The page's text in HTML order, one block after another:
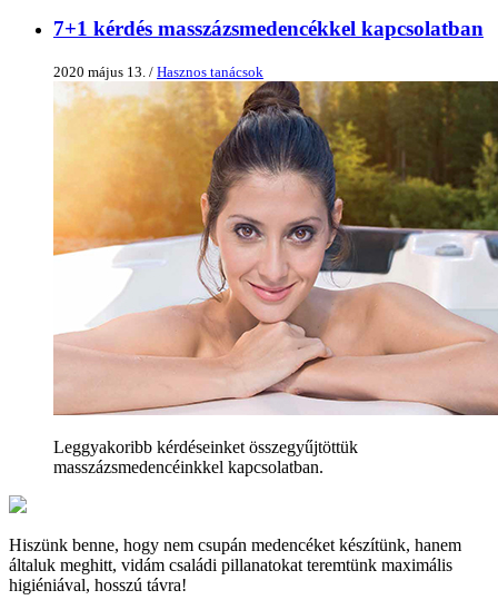
7+1 kérdés masszázsmedencékkel kapcsolatban
2020 május 13. / Hasznos tanácsok
Leggyakoribb kérdéseinket összegyűjtöttük
masszázsmedencéinkkel kapcsolatban.
Hiszünk benne, hogy nem csupán medencéket készítünk, hanem
általuk meghitt, vidám családi pillanatokat teremtünk maximális
higiéniával, hosszú távra!